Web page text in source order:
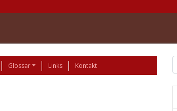
Glossar Links Kontakt